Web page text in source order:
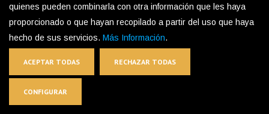
quienes pueden combinarla con otra información que les haya
proporcionado o que hayan recopilado a partir del uso que haya
hecho de sus servicios. Más Información.
ACEPTAR TODAS RECHAZAR TODAS
CONFIGURAR